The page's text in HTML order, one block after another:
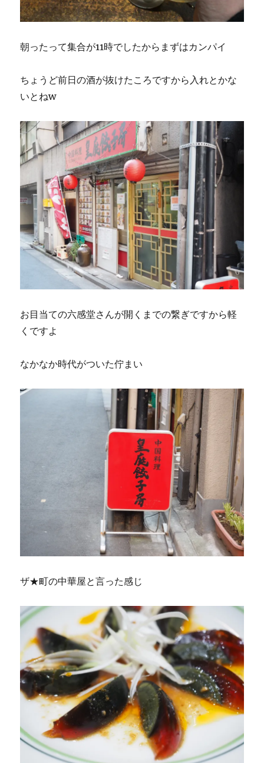
朝ったって集合が11時でしたからまずはカンパイ
ちょうど前日の酒が抜けたころですから入れとかな
いとねw
お目当ての六感堂さんが開くまでの繋ぎですから軽
くですよ
なかなか時代がついた佇まい
ザ★町の中華屋と言った感じ